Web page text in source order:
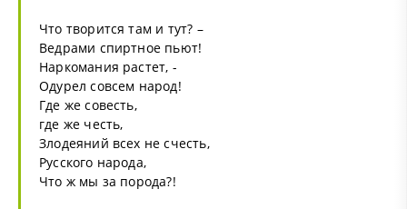
Что творится там и тут? –
Ведрами спиртное пьют!
Наркомания растет, -
Одурел совсем народ!
Где же совесть,
где же честь,
Злодеяний всех не счесть,
Русского народа,
Что ж мы за порода?!